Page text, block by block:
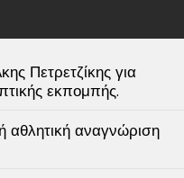
Πετρετζίκης για
εκπομπής.
αθλητική αναγνώριση